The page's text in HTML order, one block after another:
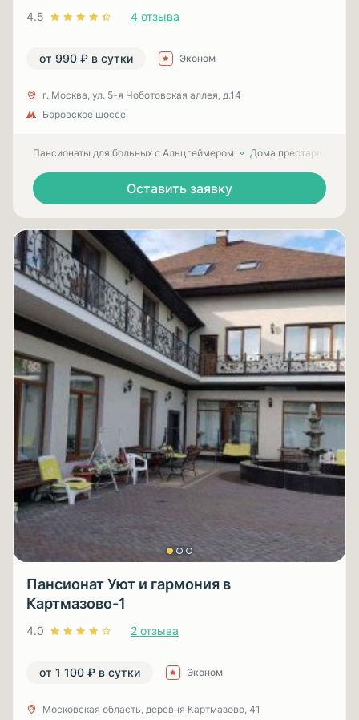
4.5 4 отзыва
от 990 ₽ в сутки Эконом
г. Москва, ул. 5-я Чоботовская аллея, д.14
Боровское шоссе
Пансионаты для больных с Альцгеймером Дома престарелых
Оставить заявку
Пансионат Уют и гармония в
Картмазово-1
4.0 2 отзыва
от 1 100 ₽ в сутки Эконом
Московская область, деревня Картмазово, 41